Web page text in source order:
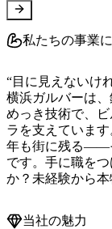
私たちの事業
“目に見えないけ
横浜ガルバーは
めっき技術で、
ラを支えていま
年も街に残る――
です。手に職を
か？未経験から本
当社の魅力